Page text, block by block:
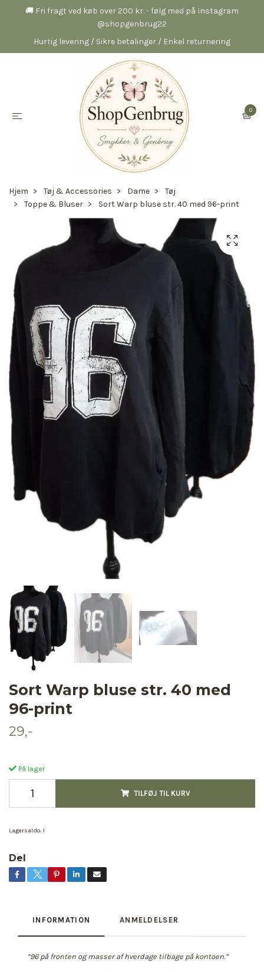
🚚 Fri fragt ved køb over 200 kr. - følg med på Instagram
@shopgenbrug22
Hurtig levering / Sikre betalinger / Enkel returnering
0
Hjem Tøj & Accessories Dame
Tøj
Toppe & Bluser
Sort Warp bluse str. 40 med 96-print
Sort Warp bluse str. 40 med
96-print
29,-
På lager
TILFØJ TIL KURV
Lagersaldo: 1
Del
INFORMATION ANMELDELSER
“96 på fronten og masser af hverdage tilbage på kontoen.”